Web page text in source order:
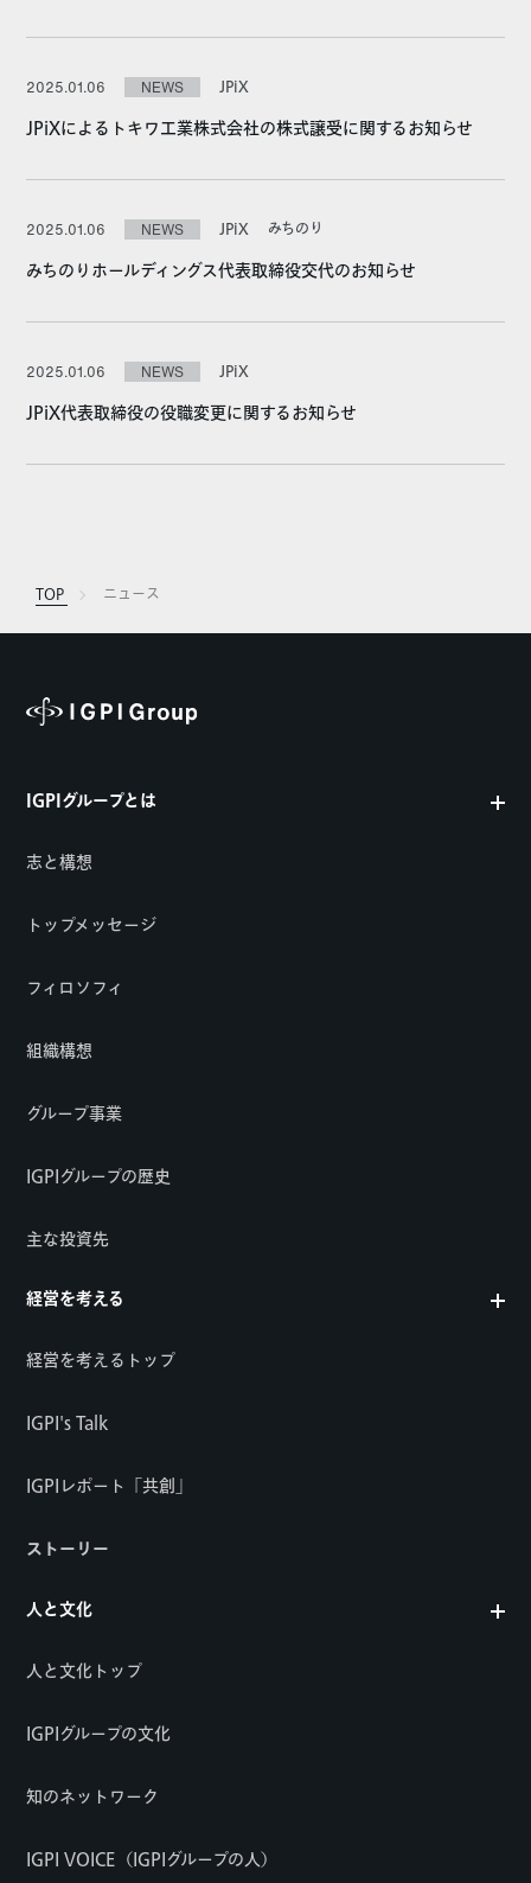
2025.01.06 NEWS JPiX
JPiXによるトキワ工業株式会社の株式譲受に関するお知らせ
2025.01.06 NEWS JPiX みちのり
みちのりホールディングス代表取締役交代のお知らせ
2025.01.06 NEWS JPiX
JPiX代表取締役の役職変更に関するお知らせ
TOP ニュース
IGPIグループとは
志と構想
トップメッセージ
フィロソフィ
組織構想
グループ事業
IGPIグループの歴史
主な投資先
経営を考える
経営を考えるトップ
IGPI's Talk
IGPIレポート「共創」
ストーリー
人と文化
人と文化トップ
IGPIグループの文化
知のネットワーク
IGPI VOICE（IGPIグループの人）